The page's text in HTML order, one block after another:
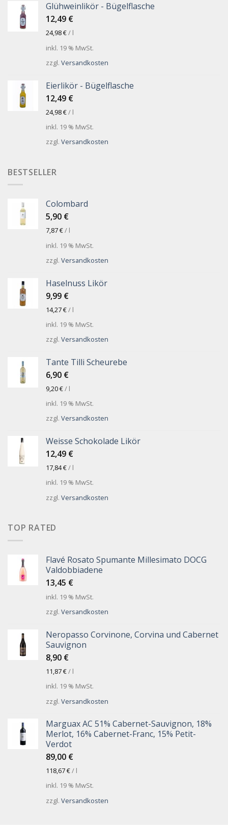
Glühweinlikör - Bügelflasche
12,49 €
24,98€/ l
inkl. 19 % MwSt.
zzgl. Versandkosten
Eierlikör - Bügelflasche
12,49 €
24,98€/ l
inkl. 19 % MwSt.
zzgl. Versandkosten
BESTSELLER
Colombard
5,90 €
7,87€/ l
inkl. 19 % MwSt.
zzgl. Versandkosten
Haselnuss Likör
9,99 €
14,27€/ l
inkl. 19 % MwSt.
zzgl. Versandkosten
Tante Tilli Scheurebe
6,90 €
9,20€/ l
inkl. 19 % MwSt.
zzgl. Versandkosten
Weisse Schokolade Likör
12,49 €
17,84€/ l
inkl. 19 % MwSt.
zzgl. Versandkosten
TOP RATED
Flavé Rosato Spumante Millesimato DOCG
Valdobbiadene
13,45 €
inkl. 19 % MwSt.
zzgl. Versandkosten
Neropasso Corvinone, Corvina und Cabernet
Sauvignon
8,90 €
11,87€/ l
inkl. 19 % MwSt.
zzgl. Versandkosten
Marguax AC 51% Cabernet-Sauvignon, 18%
Merlot, 16% Cabernet-Franc, 15% Petit-
Verdot
89,00 €
118,67€/ l
inkl. 19 % MwSt.
zzgl. Versandkosten